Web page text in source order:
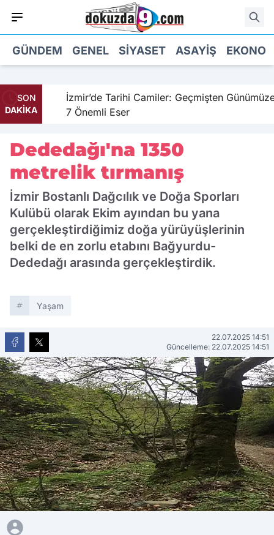
GÜNDEM GENEL SIYASET ASAYIŞ
SON
DAKİKA
İzmir’de Tarihi Camiler: Geçmişten Günümüze
7 Önemli Eser
Dededağı'na 1350
metrelik tırmanış
İzmir Bostanlı Dağcılık ve Doğa Sporları
Kulübü olarak Ekim ayından bu yana
gerçekleştirdiğimiz doğa yürüyüşlerinin
belki de en zorlu etabını Bağyurdu-
Dededağı arasında gerçekleştirdik.
Yaşam
22.07.2025 14:51
Güncelleme: 22.07.2025 14:51